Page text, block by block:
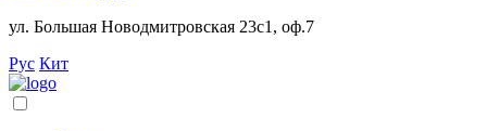
ул. Большая Новодмитровская 23с1, оф.7
Рус Кит